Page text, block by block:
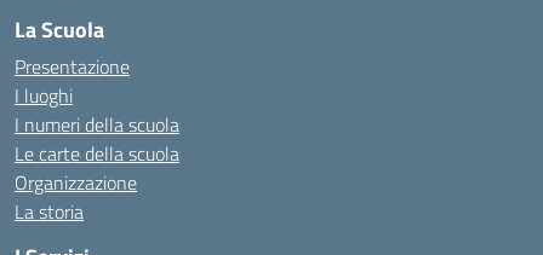
La Scuola
Presentazione
I luoghi
I numeri della scuola
Le carte della scuola
Organizzazione
La storia